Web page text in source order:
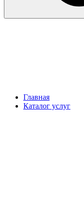
Главная
Каталог услуг